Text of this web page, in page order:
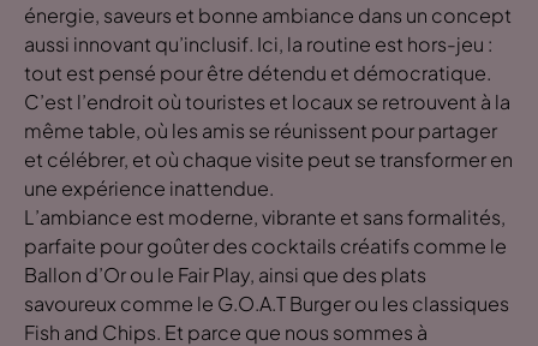
énergie, saveurs et bonne ambiance dans un concept
aussi innovant qu’inclusif. Ici, la routine est hors-jeu :
tout est pensé pour être détendu et démocratique.
C’est l’endroit où touristes et locaux se retrouvent à la
même table, où les amis se réunissent pour partager
et célébrer, et où chaque visite peut se transformer en
une expérience inattendue.
L’ambiance est moderne, vibrante et sans formalités,
parfaite pour goûter des cocktails créatifs comme le
Ballon d’Or ou le Fair Play, ainsi que des plats
savoureux comme le G.O.A.T Burger ou les classiques
Fish and Chips. Et parce que nous sommes à